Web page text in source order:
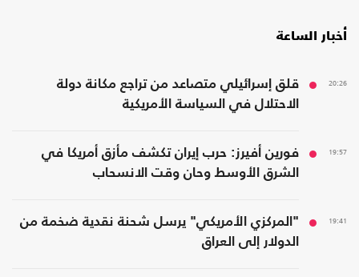
أخبار الساعة
20:26
قلق إسرائيلي متصاعد من تراجع مكانة دولة
الاحتلال في السياسة الأمريكية
19:57
فورين أفيرز: حرب إيران تكشف مأزق أمريكا في
الشرق الأوسط وحان وقت الانسحاب
19:41
"المركزي الأمريكي" يرسل شحنة نقدية ضخمة من
الدولار إلى العراق